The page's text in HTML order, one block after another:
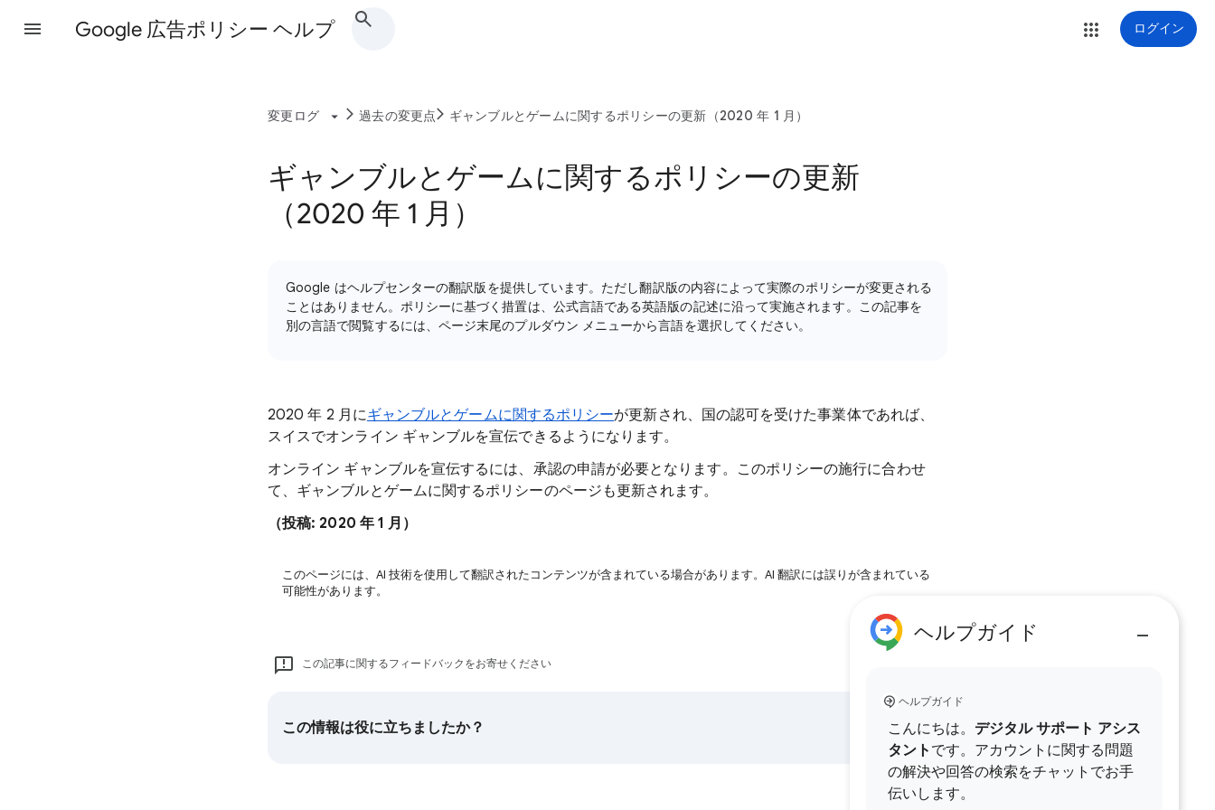
Google 広告ポリシー ヘルプ ログイン
変更ログ 過去の変更点 ギャンブルとゲームに関するポリシーの更新（2020 年 1 月）
ギャンブルとゲームに関するポリシーの更新
（2020 年 1 月）
Google はヘルプセンターの翻訳版を提供しています。ただし翻訳版の内容によって実際のポリシーが変更される
ことはありません。ポリシーに基づく措置は、公式言語である英語版の記述に沿って実施されます。この記事を
別の言語で閲覧するには、ページ末尾のプルダウン メニューから言語を選択してください。
2020 年 2 月にギャンブルとゲームに関するポリシーが更新され、国の認可を受けた事業体であれば、
スイスでオンライン ギャンブルを宣伝できるようになります。
オンライン ギャンブルを宣伝するには、承認の申請が必要となります。このポリシーの施行に合わせ
て、ギャンブルとゲームに関するポリシーのページも更新されます。
（投稿: 2020 年 1 月）
このページには、AI 技術を使用して翻訳されたコンテンツが含まれている場合があります。AI 翻訳には誤りが含まれている
可能性があります。
この記事に関するフィードバックをお寄せください
この情報は役に立ちましたか？
ヘルプガイド
ヘルプガイド
こんにちは。 デジタル サポート アシス
タント です。アカウントに関する問題
の解決や回答の検索をチャットでお手
伝いします。